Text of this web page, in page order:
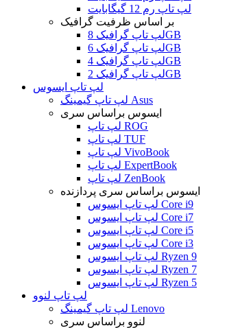
لپ تاپ رم 12 گیگابایت
بر اساس ظرفیت گرافیک
لپ تاپ گرافیک 8GB
لپ تاپ گرافیک 6GB
لپ تاپ گرافیک 4GB
لپ تاپ گرافیک 2GB
لپ تاپ ایسوس
لپ تاپ گیمینگ Asus
ایسوس براساس سری
لپ تاپ ROG
لپ تاپ TUF
لپ تاپ VivoBook
لپ تاپ ExpertBook
لپ تاپ ZenBook
ایسوس براساس سری پردازنده
لپ تاپ ایسوس Core i9
لپ تاپ ایسوس Core i7
لپ تاپ ایسوس Core i5
لپ تاپ ایسوس Core i3
لپ تاپ ایسوس Ryzen 9
لپ تاپ ایسوس Ryzen 7
لپ تاپ ایسوس Ryzen 5
لپ تاپ لنوو
لپ تاپ گیمینگ Lenovo
لنوو براساس سری